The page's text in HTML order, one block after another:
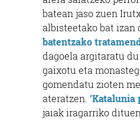
batean jaso zuen
albisteetako bat izan
batentzako
dagoela argitaratu
gaixotu eta
gomendatu zioten
ateratzen.
jaiak iragarriko